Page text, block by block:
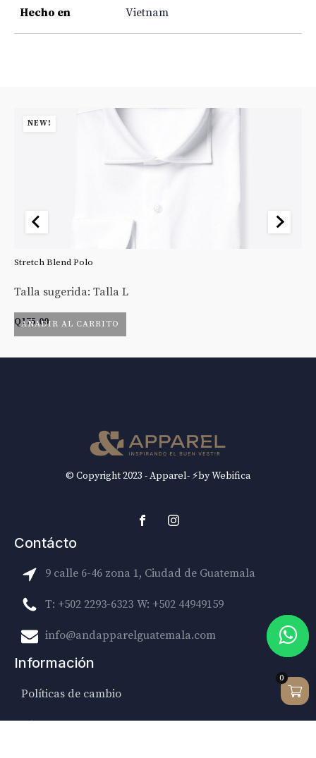
Hecho en Vietnam
NEW!
AÑADIR AL CARRITO
Stretch Blend Polo
Talla sugerida: Talla L
Q175.00
© Copyright 2023 - Apparel- ⚡by Webifica
Contácto
9 calle 6-46 zona 1, Ciudad de Guatemala
T: +502 2293-6323 W: +502 44949159
info@andapparelguatemala.com
Información
Políticas de cambio
Términos y condiciones
0